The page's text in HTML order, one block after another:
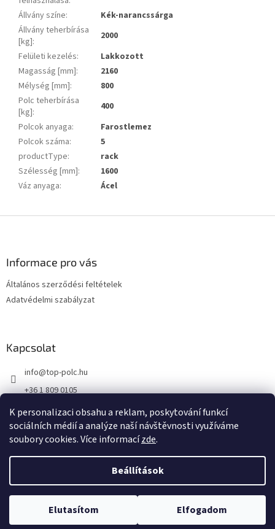
K personalizaci obsahu a reklam, poskytování funkcí
sociálních médií a analýze naší návštěvnosti využíváme
soubory cookies. Více informacízde.
Beállítások
Elutasítom Elfogadom
Állvány színe:
Kék-narancssárga
Állvány teherbírása
[kg]:
2000
Felületi kezelés:
Lakkozott
Magasság [mm]:
2160
Mélység [mm]:
800
Polc teherbírása
[kg]:
400
Polcok anyaga:
Farostlemez
Polcok száma:
5
productType:
rack
Szélesség [mm]:
1600
Váz anyaga: Ácel
Informace pro vás
Általános szerződési feltételek
Adatvédelmi szabályzat
Kapcsolat
info@top-polc.hu
+36 1 809 0105
Copyright 2026top-polc.hu. Minden jog fenntartva.Süti beállítások